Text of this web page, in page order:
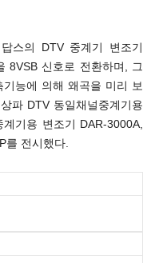
스의 DTV 중계기 변조기
8VSB 신호로 전환하며, 그
능에 의해 왜곡을 미리 보
파 DTV 동일채널중계기용
기용 변조기 DAR-3000A,
를 전시했다.